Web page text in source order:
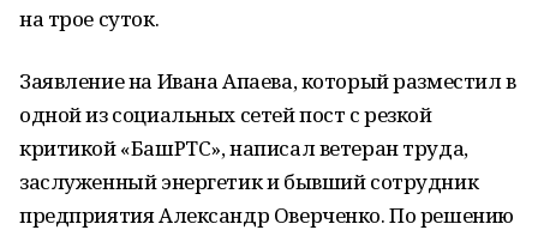
на трое суток.
Заявление на Ивана Апаева, который разместил в
одной из социальных сетей пост с резкой
критикой «БашРТС», написал ветеран труда,
заслуженный энергетик и бывший сотрудник
предприятия Александр Оверченко. По решению